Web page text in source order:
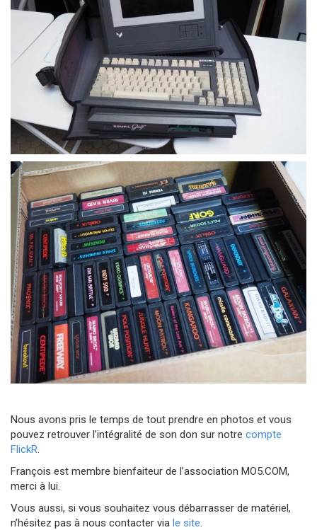
Nous avons pris le temps de tout prendre en photos et vous
pouvez retrouver l’intégralité de son don sur notre compte
FlickR.
François est membre bienfaiteur de l’association MO5.COM,
merci à lui.
Vous aussi, si vous souhaitez vous débarrasser de matériel,
n’hésitez pas à nous contacter via le site.